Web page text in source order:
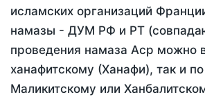
исламских организаций
намазы - ДУМ РФ и РТ
проведения намаза Аср можно
ханафитскому (Ханафи), так и
Маликитскому или